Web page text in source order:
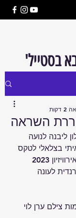
בסטייל
השראה
ליבנה לנועה
בצלאלי לטקס
לעונה
צילם ערן לוי